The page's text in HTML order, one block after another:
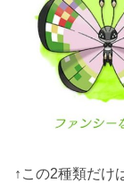
↑この2種類だけ